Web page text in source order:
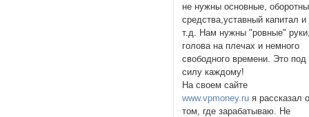
не нужны основные,
средства,уставный капитал и
т.д. Нам нужны "ровные"
голова на плечах и немного
свободного времени. Это под
силу каждому!
На своем сайте
www.vpmoney.ru я рассказал
том, где зарабатываю. Не